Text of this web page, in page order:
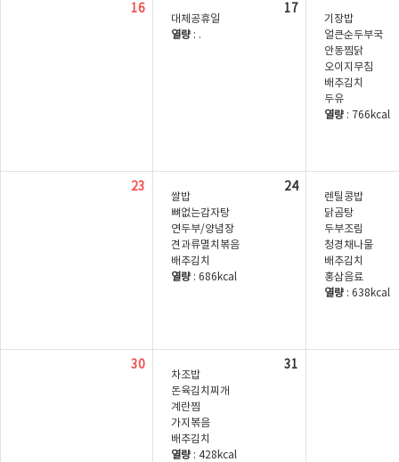
16 17
대체공휴일
열량 : .
기장밥
얼큰순두부국
안동찜닭
오이지무침
배추김치
두유
열량: 766kcal
23 24
쌀밥
뼈없는감자탕
연두부/양념장
견과류멸치볶음
배추김치
열량 : 686kcal
렌틸콩밥
닭곰탕
두부조림
청경채나물
배추김치
홍삼음료
열량: 638kcal
30 31
차조밥
돈육김치찌개
계란찜
가지볶음
배추김치
열량 : 428kcal